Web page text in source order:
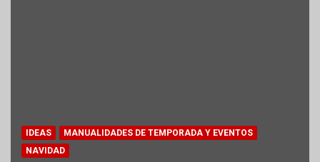
IDEAS
MANUALIDADES DE TEMPORADA Y EVENTOS
NAVIDAD